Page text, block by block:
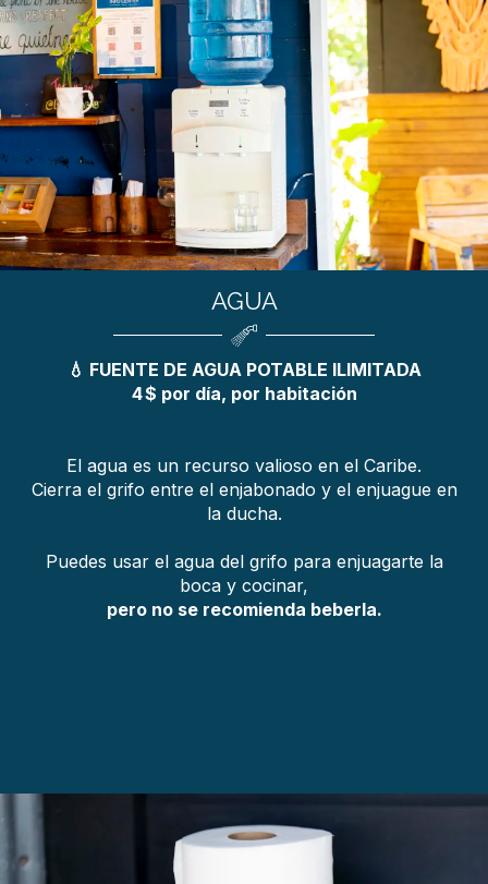
AGUA
💧 FUENTE DE AGUA POTABLE ILIMITADA
4 $ por día, por habitación
El agua es un recurso valioso en el Caribe.
Cierra el grifo entre el enjabonado y el enjuague en
la ducha.
Puedes usar el agua del grifo para enjuagarte la
boca y cocinar,
pero no se recomienda beberla.